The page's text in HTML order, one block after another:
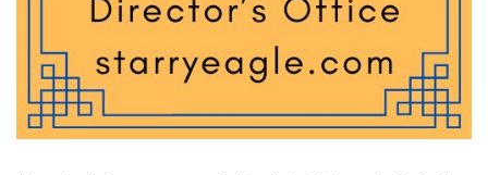
【GEMINI
DIARY】"